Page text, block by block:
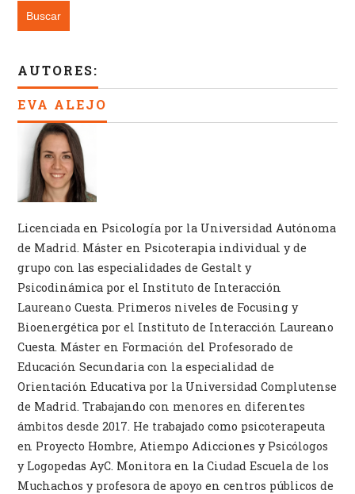
AUTORES:
EVA ALEJO
Licenciada en Psicología por la Universidad Autónoma
de Madrid. Máster en Psicoterapia individual y de
grupo con las especialidades de Gestalt y
Psicodinámica por el Instituto de Interacción
Laureano Cuesta. Primeros niveles de Focusing y
Bioenergética por el Instituto de Interacción Laureano
Cuesta. Máster en Formación del Profesorado de
Educación Secundaria con la especialidad de
Orientación Educativa por la Universidad Complutense
de Madrid. Trabajando con menores en diferentes
ámbitos desde 2017. He trabajado como psicoterapeuta
en Proyecto Hombre, Atiempo Adicciones y Psicólogos
y Logopedas AyC. Monitora en la Ciudad Escuela de los
Muchachos y profesora de apoyo en centros públicos de